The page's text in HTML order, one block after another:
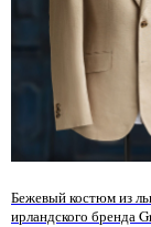
Бежевый костюм из
ирландского бренда